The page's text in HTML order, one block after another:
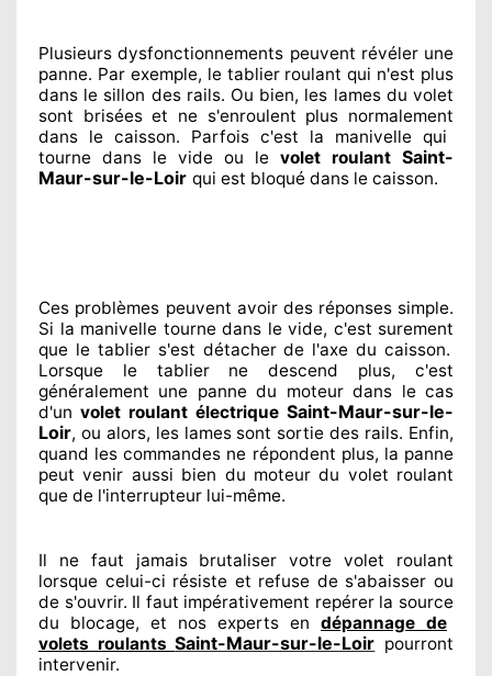
Plusieurs dysfonctionnements peuvent révélerune
panne. Par exemple, le tablier roulant qui n'est plus
dans le sillon des rails. Ou bien, les lames du volet
sont briséeset ne s'enroulent plus normalement
dans le caisson. Parfois c'est la manivelle qui
tourne dans le vide ou le volet roulant Saint-
Maur-sur-le-Loir qui est bloqué dans le caisson.
Ces problèmes peuvent avoir des réponses simple.
Si la manivelle tourne dans le vide, c'est surement
que le tablier s'est détacherde l'axe du caisson.
Lorsque le tablier ne descend plus, c'est
généralement une panne du moteur dans le cas
d'un volet roulant électrique Saint-Maur-sur-le-
Loir, ou alors, les lames sont sortie des rails. Enfin,
quand les commandes ne répondent plus, la panne
peut venir aussi bien du moteur du volet roulant
que de l'interrupteur lui-même.
Il ne faut jamais brutaliser votre volet roulant
lorsque celui-ci résiste et refuse de s'abaisser ou
de s'ouvrir. Il faut impérativement repérerla source
du blocage, et nos experts en dépannage de
volets roulantsSaint-Maur-sur-le-Loir pourront
intervenir.